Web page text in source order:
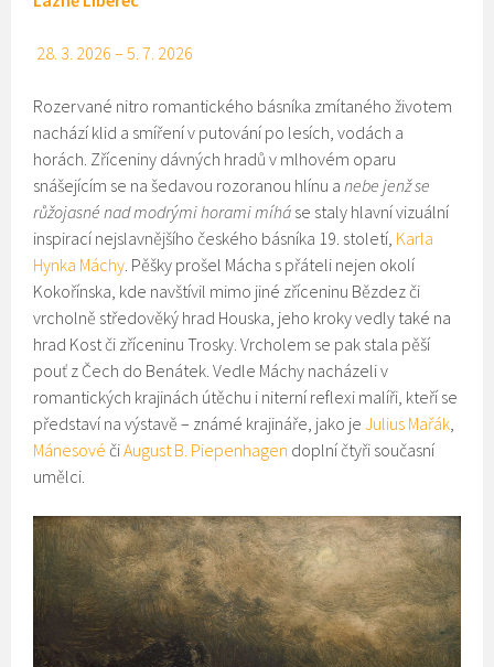
28. 3. 2026 – 5. 7. 2026
Rozervané nitro romantického básníka zmítaného životem
nachází klid a smíření v putování po lesích, vodách a
horách. Zříceniny dávných hradů v mlhovém oparu
snášejícím se na šedavou rozoranou hlínu anebe jenž se
růžojasné nad modrými horami míhá se staly hlavní vizuální
inspirací nejslavnějšího českého básníka 19. století, Karla
Hynka Máchy. Pěšky prošel Mácha s přáteli nejen okolí
Kokořínska, kde navštívil mimo jiné zříceninu Bězdez či
vrcholně středověký hrad Houska, jeho kroky vedly také na
hrad Kost či zříceninu Trosky. Vrcholem se pak stala pěší
pouť z Čech do Benátek. Vedle Máchy nacházeli v
romantických krajinách útěchu i niterní reflexi malíři, kteří se
představí na výstavě – známé krajináře, jako jeJulius Mařák,
Mánesové čiAugust B. Piepenhagen doplní čtyři současní
umělci.